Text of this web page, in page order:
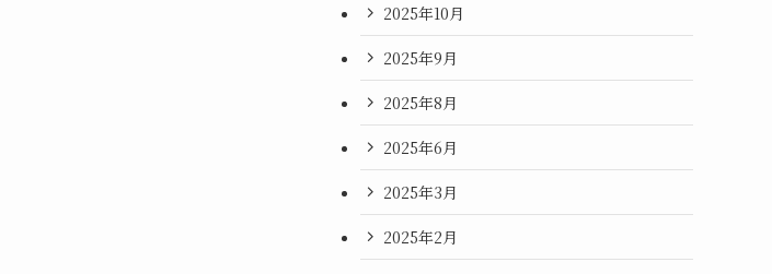
2025年10月
2025年9月
2025年8月
2025年6月
2025年3月
2025年2月